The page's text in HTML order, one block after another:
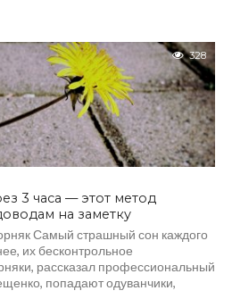
328
3 часа — этот метод
на заметку
Самый страшный сон каждого
их бесконтрольное
рассказал профессиональный
попадают одуванчики,